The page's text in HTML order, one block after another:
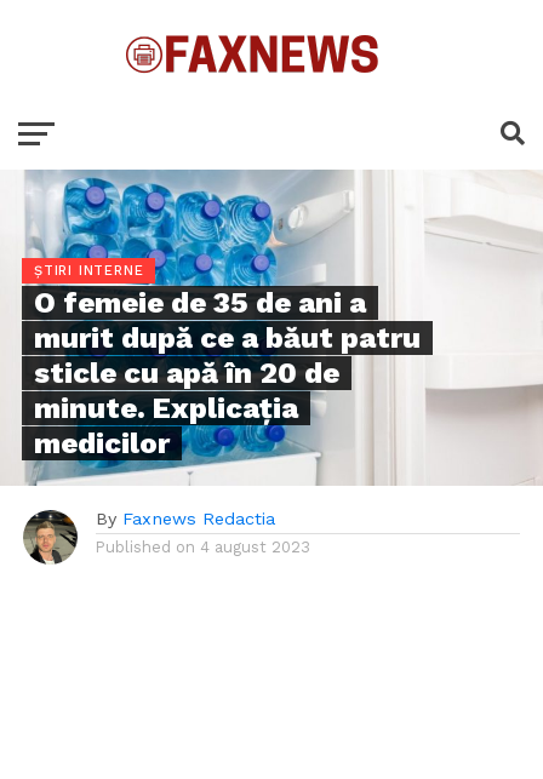
ȘTIRI INTERNE
O femeie de 35 de ani a
murit după ce a băut patru
sticle cu apă în 20 de
minute. Explicația
medicilor
By Faxnews Redactia
Published on 4 august 2023